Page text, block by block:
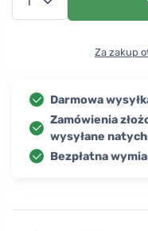
Za zakup
Darmowa
Zamówienia
wysyłane
Bezpłatna